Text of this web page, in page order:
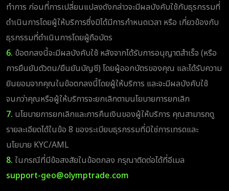
ทำการ ก่อนที่การเปลี่ยนแปลงดังกล่าวจะมีผลบังคับใช้กับธุรกรรมที่
ดำเนินการโดยผู้ให้บริการซึ่งมิได้มีการกำหนดเวลา หรือ เกี่ยวข้องกับ
ธุรกรรมที่ดำเนินการโดยผู้ถือบัตร
6. ข้อตกลงนี้จะมีผลบังคับใช้ หลังจากได้รับการอนุญาตสำเร็จ (หรือ
การยืนยันตัวตน/ยืนยันบัญชี) โดยผู้ออกบัตรของคุณ และได้รับความ
ยินยอมจากคุณในข้อตกลงนี้โดยผู้ให้บริการ และจะมีผลบังคับใช้
จนกว่าคุณหรือผู้ให้บริการจะยกเลิกตามนโยบายการยกเลิก
7. นโยบายการยกเลิกและการคืนเงินของผู้ให้บริการ คุณสามารถดู
รายละเอียดได้ในข้อ 8 ของระเบียบธุรกรรมที่มิใช่การเทรดและ
นโยบาย KYC/AML
8. ในกรณีที่มีข้อสงสัยในข้อตกลง กรุณาติดต่อได้ที่อีเมล
support-geo@olymptrade.com